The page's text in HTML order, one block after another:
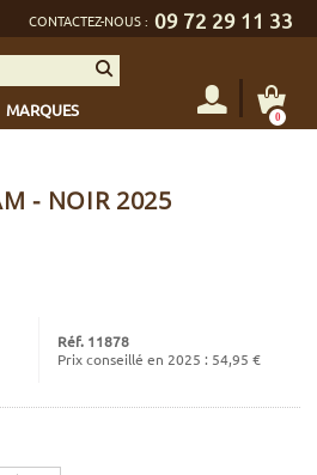
CONTACTEZ-NOUS : 09 72 29 11 33
MARQUES 0
- NOIR 2025
Réf. 11878
Prix conseillé en 2025 : 54,95 €